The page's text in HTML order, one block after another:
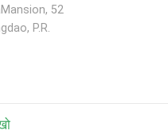
52
P.R.